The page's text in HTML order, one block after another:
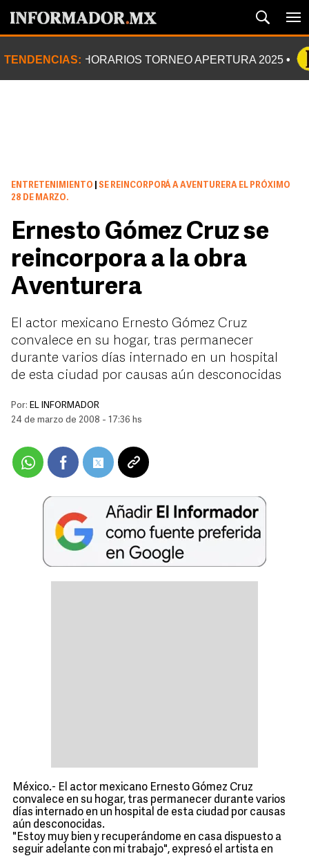
TENDENCIAS: HORARIOS TORNEO APERTURA 2025
ENTRETENIMIENTO
SE REINCORPORÁ A AVENTURERA EL PRÓXIMO
28 DE MARZO.
Ernesto Gómez Cruz se
reincorpora a la obra
Aventurera
El actor mexicano Ernesto Gómez Cruz
convalece en su hogar, tras permanecer
durante varios días internado en un hospital
de esta ciudad por causas aún desconocidas
Por: EL INFORMADOR
24 de marzo de 2008 - 17:36 hs
México.- El actor mexicano Ernesto Gómez Cruz
convalece en su hogar, tras permanecer durante varios
días internado en un hospital de esta ciudad por causas
aún desconocidas.
"Estoy muy bien y recuperándome en casa dispuesto a
seguir adelante con mi trabajo", expresó el artista en